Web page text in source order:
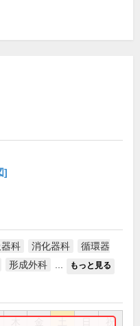
]
科 消化器科
循環器
形成外科 もっと見る
祝